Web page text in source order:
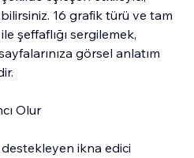
16 grafik türü ve tam
şeffaflığı sergilemek,
görsel anlatım
Olur
ikna edici